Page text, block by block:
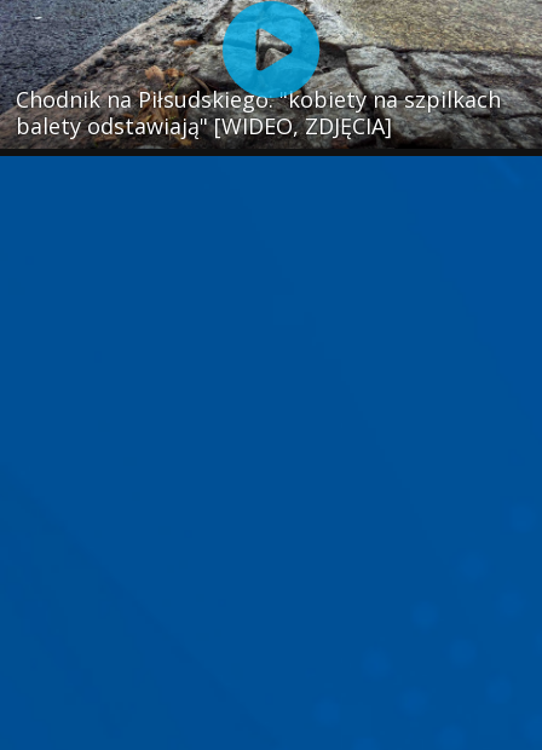
Chodnik na Piłsudskiego: "kobiety na szpilkach
balety odstawiają" [WIDEO, ZDJĘCIA]